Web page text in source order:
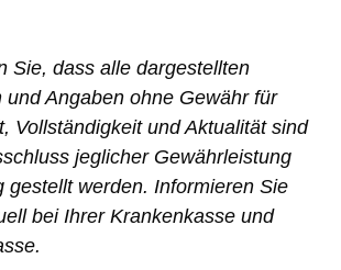
Sie, dass alle dargestellten
und Angaben ohne Gewähr für
Vollständigkeit und Aktualität sind
jeglicher Gewährleistung
gestellt werden. Informieren Sie
bei Ihrer Krankenkasse und